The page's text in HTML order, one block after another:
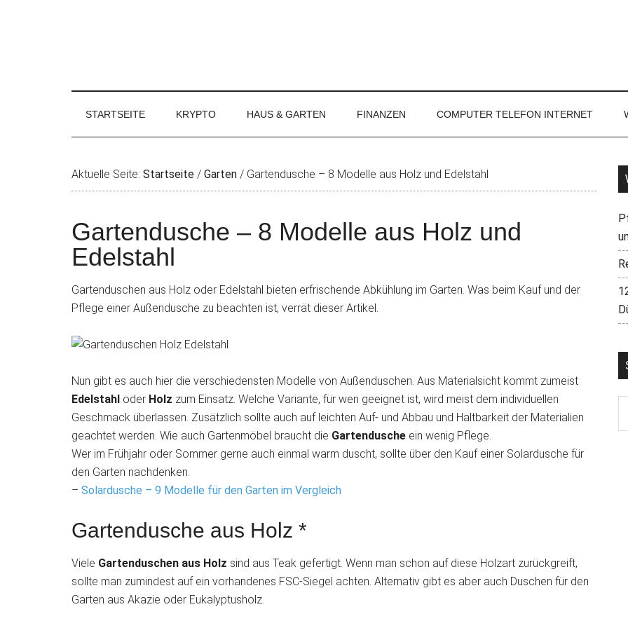
STARTSEITE KRYPTO HAUS & GARTEN FINANZEN COMPUTER TELEFON INTERNET
Aktuelle Seite: Startseite / Garten / Gartendusche – 8 Modelle aus Holz und Edelstahl
Gartendusche – 8 Modelle aus Holz und
Edelstahl
Gartenduschen aus Holz oder Edelstahl bieten erfrischende Abkühlung im Garten. Was beim Kauf und der
Pflege einer Außendusche zu beachten ist, verrät dieser Artikel.
Nun gibt es auch hier die verschiedensten Modelle von Außenduschen. Aus Materialsicht kommt zumeist
Edelstahl oder Holz zum Einsatz. Welche Variante, für wen geeignet ist, wird meist dem individuellen
Geschmack überlassen. Zusätzlich sollte auch auf leichten Auf- und Abbau und Haltbarkeit der Materialien
geachtet werden. Wie auch Gartenmöbel braucht die Gartendusche ein wenig Pflege.
Wer im Frühjahr oder Sommer gerne auch einmal warm duscht, sollte über den Kauf einer Solardusche für
den Garten nachdenken.
– Solardusche – 9 Modelle für den Garten im Vergleich
Gartendusche aus Holz *
Viele Gartenduschen aus Holz sind aus Teak gefertigt. Wenn man schon auf diese Holzart zurückgreift,
sollte man zumindest auf ein vorhandenes FSC-Siegel achten. Alternativ gibt es aber auch Duschen für den
Garten aus Akazie oder Eukalyptusholz.